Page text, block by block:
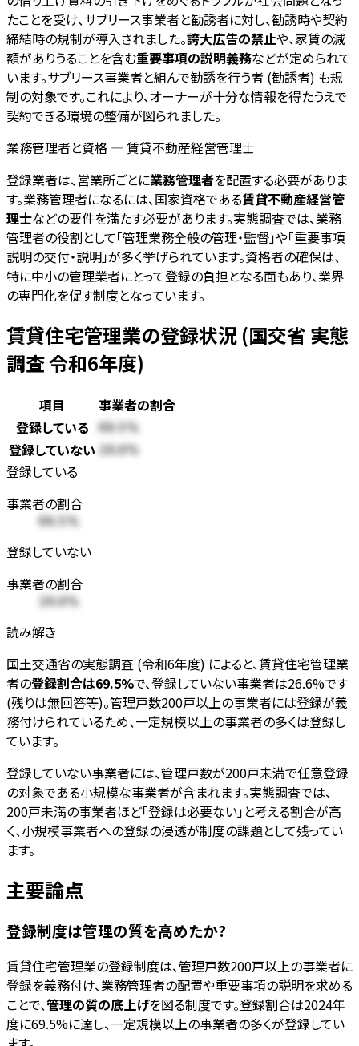
たことを受け、サブリース事業者と勧誘者に対し、勧誘時や契約
締結時の規制が導入されました。誇大広告の禁止や、家賃の減
額がありうることを含む重要事項の説明義務などが定められて
います。サブリース事業者と組んで勧誘を行う者 (勧誘者) も規
制の対象です。これにより、オーナーが十分な情報を得たうえで
契約できる環境の整備が図られました。
業務管理者と資格 — 賃貸不動産経営管理士
登録業者は、営業所ごとに業務管理者を配置する必要がありま
す。業務管理者になるには、国家資格である賃貸不動産経営管
理士などの要件を満たす必要があります。実態調査では、業務
管理者の役割として「管理業務全般の管理・監督」や「重要事項
説明の交付・説明」が多く挙げられています。資格者の確保は、
特に中小の管理業者にとって登録の負担となる面もあり、業界
の専門化を促す制度となっています。
賃貸住宅管理業の登録状況 (国交省 実態
調査 令和6年度)
項目
事業者の割合
登録している
69.5%
登録していない 26.6%
登録している
事業者の割合
69.5%
登録していない
事業者の割合
26.6%
読み解き
国土交通省の実態調査 (令和6年度) によると、賃貸住宅管理業
者の登録割合は69.5%で、登録していない事業者は26.6%です
(残りは無回答等)。管理戸数200戸以上の事業者には登録が義
務付けられているため、一定規模以上の事業者の多くは登録し
ています。
登録していない事業者には、管理戸数が200戸未満で任意登録
の対象である小規模な事業者が含まれます。実態調査では、
200戸未満の事業者ほど「登録は必要ない」と考える割合が高
く、小規模事業者への登録の浸透が制度の課題として残ってい
ます。
主要論点
登録制度は管理の質を高めたか?
賃貸住宅管理業の登録制度は、管理戸数200戸以上の事業者に
登録を義務付け、業務管理者の配置や重要事項の説明を求める
ことで、管理の質の底上げを図る制度です。登録割合は2024年
度に69.5%に達し、一定規模以上の事業者の多くが登録してい